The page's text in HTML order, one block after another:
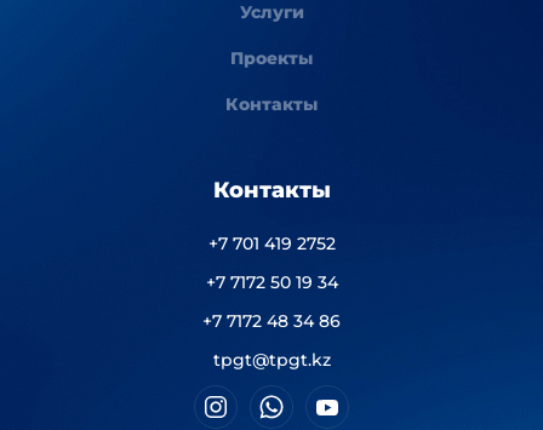
Услуги
Проекты
Контакты
Контакты
+7 701 419 2752
+7 7172 50 19 34
+7 7172 48 34 86
tpgt@tpgt.kz